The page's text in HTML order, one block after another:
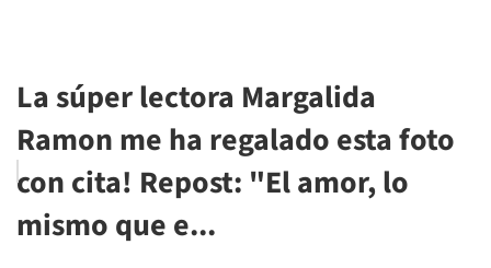
La súper lectora Margalida
Ramon me ha regalado esta foto
con cita! Repost: "El amor, lo
mismo que e...